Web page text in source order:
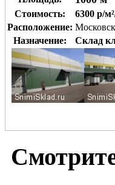
Стоимость:
6300 р/
Расположение:
Назначение:
Склад